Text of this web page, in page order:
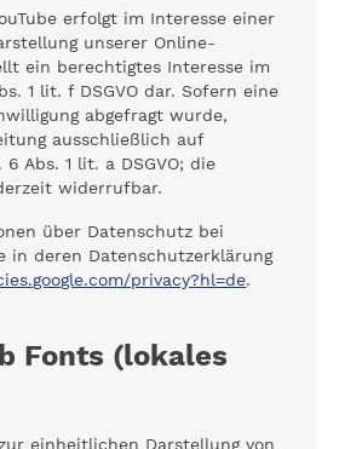
erfolgt im Interesse einer
unserer Online-
ein berechtigtes Interesse im
1 lit. f DSGVO dar. Sofern eine
abgefragt wurde,
ausschließlich auf
Abs. 1 lit. a DSGVO; die
widerrufbar.
über Datenschutz bei
in deren Datenschutzerklärung
privacy?hl=de.
Fonts (lokales
einheitlichen Darstellung von